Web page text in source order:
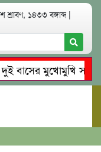
শ্রাবণ, ১৪৩৩ বঙ্গাব্দ |
মুখোমুখি
রিমালকে